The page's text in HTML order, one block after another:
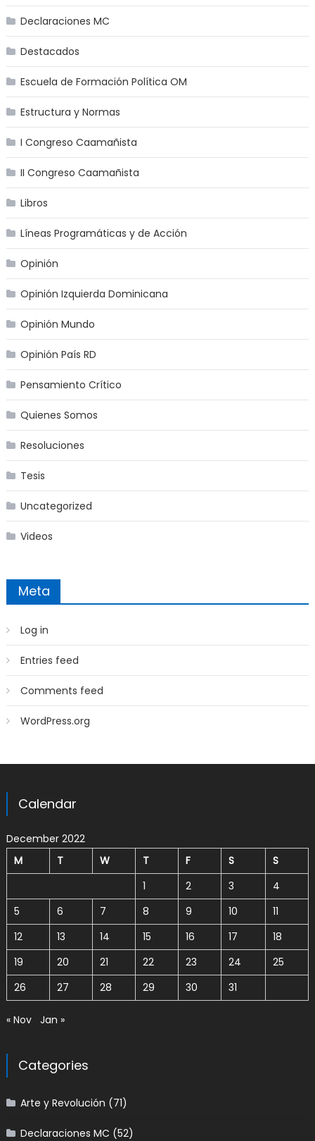
Declaraciones MC
Destacados
Escuela de Formación Política OM
Estructura y Normas
I Congreso Caamañista
II Congreso Caamañista
Libros
Líneas Programáticas y de Acción
Opinión
Opinión Izquierda Dominicana
Opinión Mundo
Opinión País RD
Pensamiento Crítico
Quienes Somos
Resoluciones
Tesis
Uncategorized
Videos
Meta
Log in
Entries feed
Comments feed
WordPress.org
Calendar
December 2022
M
T W T F S
S
1
2 3
4
5
6 7 8 9 10
11
12
13 14 15 16 17
18
19
20 21 22 23 24
25
26
27 28 29 30 31
« Nov Jan »
Categories
Arte y Revolución (71)
Declaraciones MC (52)